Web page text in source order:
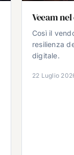
Veeam
Così il
resilienza
digitale.
22 Luglio